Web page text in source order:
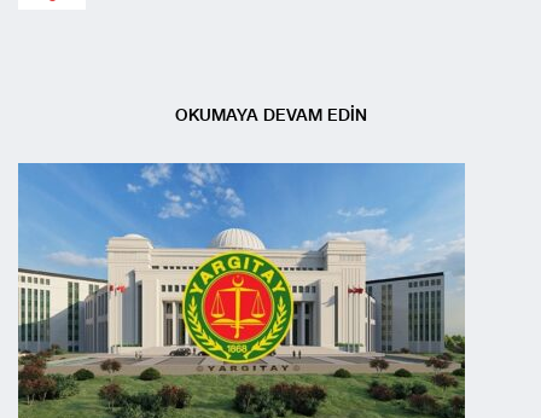
OKUMAYA DEVAM EDİN